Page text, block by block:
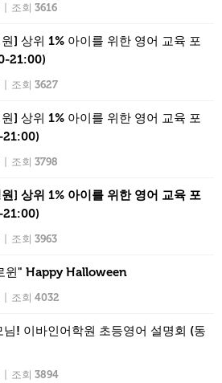
| 조회 3616
] 상위 1% 아이를 위한 영어 교육 포
21:00)
| 조회 3627
] 상위 1% 아이를 위한 영어 교육 포
21:00)
| 조회 3798
] 상위 1% 아이를 위한 영어 교육 포
21:00)
| 조회 3963
윈" Happy Halloween
| 조회 4032
! 이바인어학원 초등영어 설명회 (동
| 조회 3894